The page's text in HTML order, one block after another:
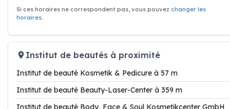
Si ces horaires ne correspondent pas, vous pouvez changer les
horaires.
Institut de beautés à proximité
Institut de beauté Kosmetik & Pedicure à 57 m
Institut de beauté Beauty-Laser-Center à 359 m
Institut de beauté Body, Face & Soul Kosmetikcenter GmbH